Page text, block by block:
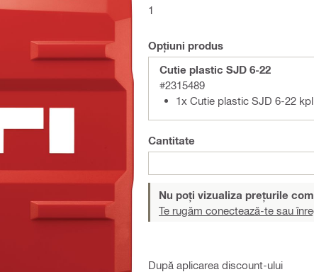
1
Opțiuni produs
Cutie plastic SJD 6-22
#2315489
1x Cutie plastic SJD 6-22 kpl
Cantitate
Nu poți vizualiza prețurile
Te rugăm conectează-te sau
După aplicarea discount-ului